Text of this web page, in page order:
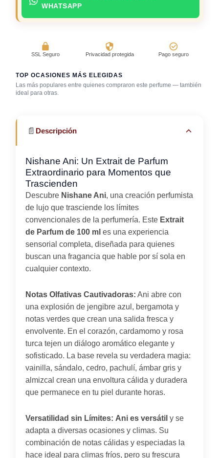
WHATSAPP
SSL Seguro Privacidad protegida Pago seguro
TOP OCASIONES MÁS ELEGIDAS
Las más populares entre quienes compraron este perfume — también
ideal para otras.
Bar / cocteles
📄 Descripción
Nishane Ani: Un Extrait de Parfum
Extraordinario para Momentos que
Trascienden
Descubre Nishane Ani, una creación perfumista
de lujo que trasciende los límites
convencionales de la perfumería. Este Extrait
de Parfum de 100 ml es una experiencia
sensorial completa, diseñada para quienes
buscan una fragancia que hable por sí sola en
cualquier contexto.
Notas Olfativas Cautivadoras: Ani abre con
una explosión de jengibre azul, bergamota y
notas verdes que crean una salida fresca y
envolvente. En el corazón, cardamomo y rosa
turca tejen un diálogo aromático elegante y
sofisticado. La base revela su verdadera magia:
vainilla, sándalo, cedro, pachulí, ámbar gris y
almizcal crean una envoltura cálida y duradera
que permanece en tu piel durante horas.
Versatilidad sin Límites: Ani es versátil y se
adapta a diversas ocasiones y climas. Su
combinación de notas cálidas y especiadas la
hace ideal para climas fríos, pero su frescura